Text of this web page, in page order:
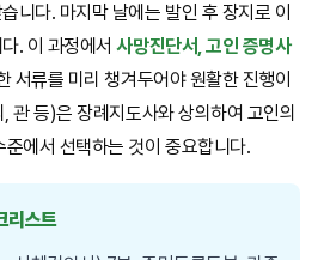
니다. 마지막 날에는 발인 후 장지로 이
. 이 과정에서사망진단서, 고인 증명사
서류를 미리 챙겨두어야 원활한 진행이
관 등)은 장례지도사와 상의하여 고인의
에서 선택하는 것이 중요합니다.
리스트